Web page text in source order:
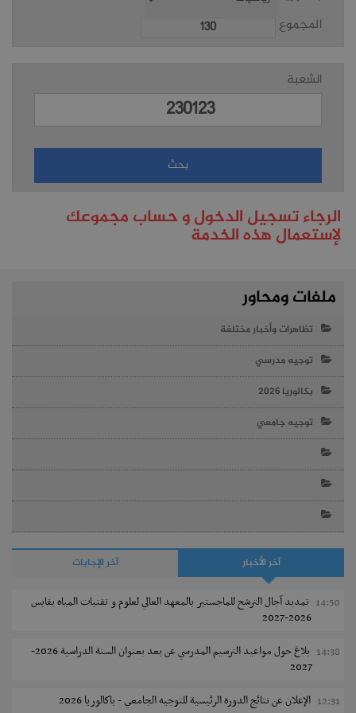
المجموع
الشعبة
الرجاء تسجيل الدخول و حساب مجموعك
لإستعمال هذه الخدمة
ملفات ومحاور
تظاهرات وأخبار مختلفة
توجيه مدرسي
بكالوريا 2026
توجيه جامعي
آخر الأخبار آخر الإجابات
14:50 تمديد آجال الترشح للماجستير بالمعهد العالي لعلوم و تقنيات المياه بقابس
2026-2027
14:38
بلاغ حول مواعيد الترسيم المدرسي عن بعد بعنوان السنة الدراسية 2026-
2027
12:31 الإعلان عن نتائج الدورة الرئيسية للتوجيه الجامعي - باكالوريا 2026